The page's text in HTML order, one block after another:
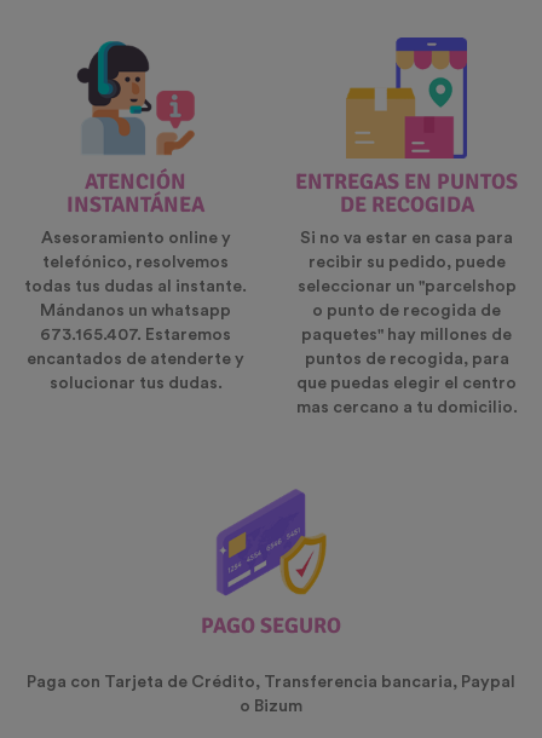
ATENCIÓN
INSTANTÁNEA
Asesoramiento online y
telefónico, resolvemos
todas tus dudas al instante.
Mándanos un whatsapp
673.165.407. Estaremos
encantados de atenderte y
solucionar tus dudas.
ENTREGAS EN PUNTOS
DE RECOGIDA
Si no va estar en casa para
recibir su pedido, puede
seleccionar un "parcelshop
o punto de recogida de
paquetes" hay millones de
puntos de recogida, para
que puedas elegir el centro
mas cercano a tu domicilio.
PAGO SEGURO
Paga con Tarjeta de Crédito, Transferencia bancaria, Paypal
o Bizum